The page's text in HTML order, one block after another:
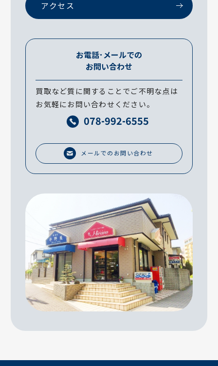
アクセス
お電話･メールでの
お問い合わせ
買取など質に関することでご不明な点は
お気軽にお問い合わせください。
078-992-6555
メールでのお問い合わせ